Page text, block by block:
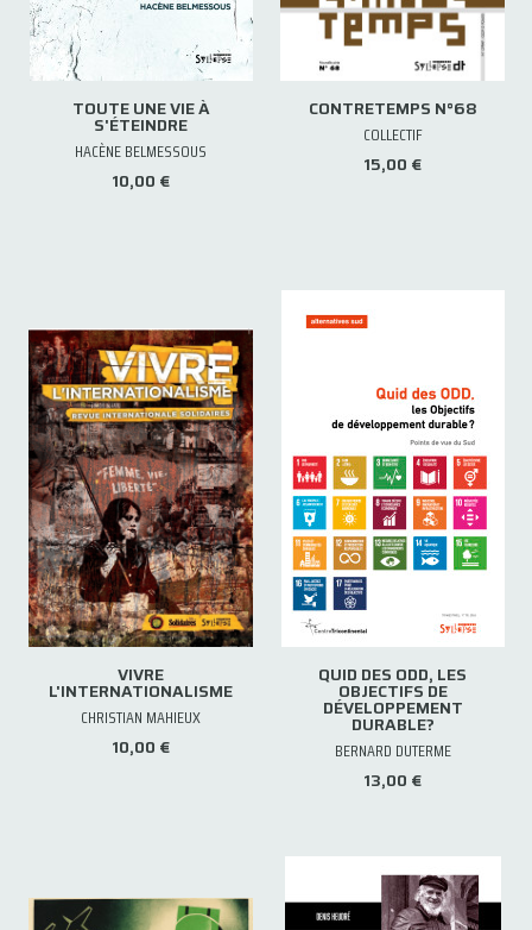
TOUTE UNE VIE À
S'ÉTEINDRE
HACÈNE BELMESSOUS
10,00 €
CONTRETEMPS N°68
COLLECTIF
15,00 €
VIVRE
L'INTERNATIONALISME
CHRISTIAN MAHIEUX
10,00 €
QUID DES ODD, LES
OBJECTIFS DE
DÉVELOPPEMENT
DURABLE?
BERNARD DUTERME
13,00 €